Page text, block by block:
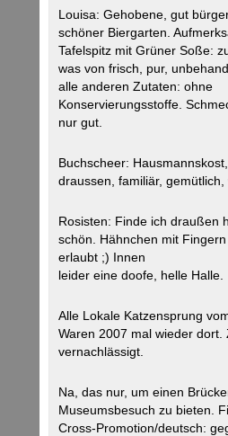
Louisa: Gehobene, gut
schöner Biergarten.
Tafelspitz mit Grüner Soße:
was von frisch, pur,
alle anderen Zutaten: ohne
Konservierungsstoffe.
nur gut.
Buchscheer:
draussen, familiär, gemütlich,
Rosisten: Finde ich draußen
schön. Hähnchen mit
erlaubt ;) Innen
leider eine doofe, helle Halle.
Alle Lokale Katzensprung
Waren 2007 mal wieder dort.
vernachlässigt.
Na, das nur, um einen
Museumsbesuch zu bieten.
Cross-Promotion/deutsch: